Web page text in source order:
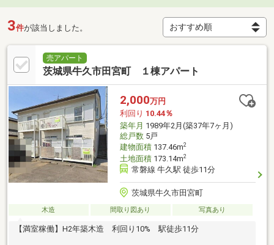
3件が該当しました。
売アパート
茨城県牛久市田宮町 １棟アパート
2,000万円
利回り 10.44％
築年月 1989年2月(築37年7ヶ月)
総戸数5戸
建物面積137.46m2
土地面積173.14m2
常磐線 牛久駅 徒歩11分
茨城県牛久市田宮町
木造 間取り図あり 写真あり
【満室稼働】H2年築木造 利回り10% 駅徒歩11分